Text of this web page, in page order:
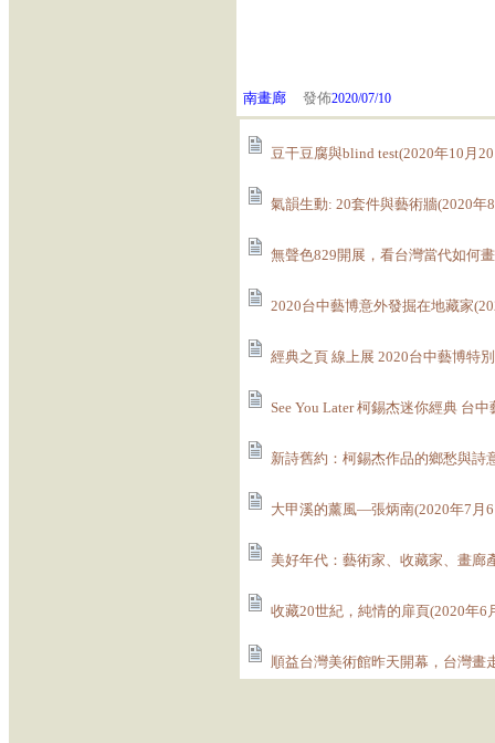
南畫廊 發佈2020/07/10
豆干豆腐與blind test(2020年10月
氣韻生動: 20套件與藝術牆(2020年
無聲色829開展，看台灣當代如何
2020台中藝博意外發掘在地藏家
經典之頁 線上展 2020台中藝博特
See You Later 柯錫杰迷你經典 台
新詩舊約：柯錫杰作品的鄉愁與詩
大甲溪的薰風—張炳南(2020年7月
美好年代：藝術家、收藏家、畫廊
收藏20世紀，純情的扉頁(2020年6
順益台灣美術館昨天開幕，台灣畫